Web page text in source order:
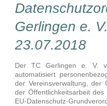
Gerlingen e.
23.07.2018
Der TC Gerlingen e. V.
automatisiert
der Vereinsverwaltung, der
der Öffentlichkeitsarbeit
EU-Datenschutz-